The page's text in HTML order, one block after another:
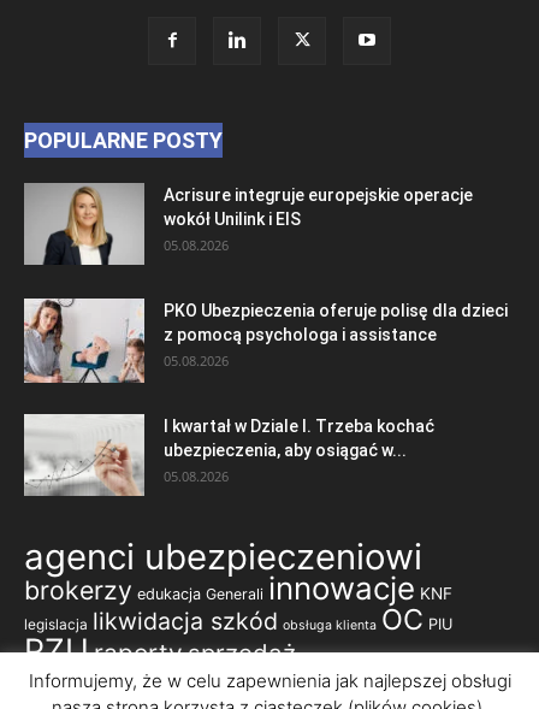
POPULARNE POSTY
Acrisure integruje europejskie operacje
wokół Unilink i EIS
05.08.2026
PKO Ubezpieczenia oferuje polisę dla dzieci
z pomocą psychologa i assistance
05.08.2026
I kwartał w Dziale I. Trzeba kochać
ubezpieczenia, aby osiągać w...
05.08.2026
agenci ubezpieczeniowi
brokerzy edukacja Generali innowacje KNF
legislacja likwidacja szkód obsługa klienta OC PIU
PZUraportysprzedaż
ubezpieczenia komunikacyjne
Informujemy, że w celu zapewnienia jak najlepszej obsługi